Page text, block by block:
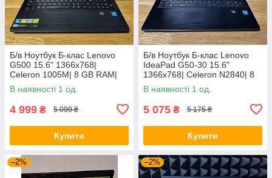
Б/в Ноутбук Б-клас Lenovo
G500 15.6" 1366x768|
Celeron 1005M| 8 GB RAM|
128 GB SSD| HD
В наявності 1 од.
4 999 ₴ 5 099 ₴
Купити
Б/в Ноутбук Б-клас Lenovo
IdeaPad G50-30 15.6"
1366x768| Celeron N2840| 8
GB RAM| 128 GB SSD| HD
В наявності 1 од.
5 075 ₴ 5 175 ₴
Купити
–2% –2%